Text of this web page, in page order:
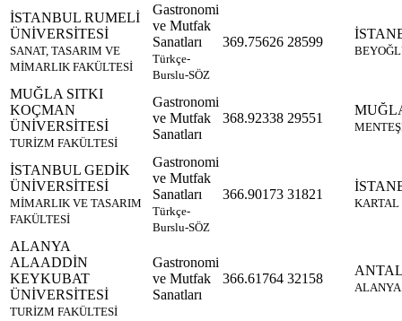
İSTANBUL RUMELİ
ÜNİVERSİTESİ
SANAT, TASARIM VE
MİMARLIK FAKÜLTESİ
Gastronomi
ve Mutfak
Sanatları
Türkçe-
Burslu-SÖZ
369.75626 28599
MUĞLA SITKI
KOÇMAN
ÜNİVERSİTESİ
TURİZM FAKÜLTESİ
Gastronomi
ve Mutfak
Sanatları
368.92338 29551
İSTANBUL GEDİK
ÜNİVERSİTESİ
MİMARLIK VE TASARIM
FAKÜLTESİ
Gastronomi
ve Mutfak
Sanatları
Türkçe-
Burslu-SÖZ
366.90173 31821
KARTAL
ALANYA
ALAADDİN
KEYKUBAT
ÜNİVERSİTESİ
TURİZM FAKÜLTESİ
Gastronomi
ve Mutfak
Sanatları
366.61764 32158
ALANYA